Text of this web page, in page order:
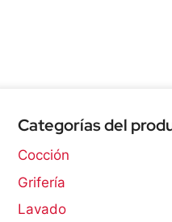
Categorías del
Cocción
Grifería
Lavado